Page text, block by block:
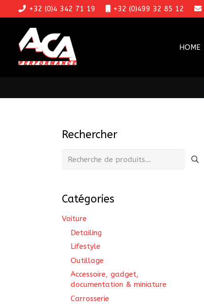
+32 (0)4 342 71 19 +32 (0)499 32 85 12
HOME
Rechercher
Recherche
Catégories
Voiture
Detailing
Lifestyle
Outillage
Accessoire, gadget,
documentation & miniature
Carrosserie